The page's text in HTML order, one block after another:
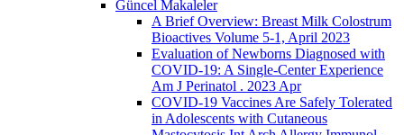
Güncel Makaleler
A Brief Overview: Breast Milk Colostrum
Bioactives Volume 5-1, April 2023
Evaluation of Newborns Diagnosed with
COVID-19: A Single-Center Experience
Am J Perinatol . 2023 Apr
COVID-19 Vaccines Are Safely Tolerated
in Adolescents with Cutaneous